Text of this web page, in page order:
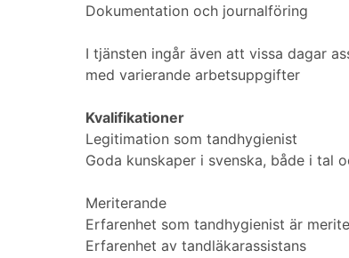
Dokumentation och journalföring
I tjänsten ingår även att vissa dagar
med varierande arbetsuppgifter
Kvalifikationer
Legitimation som tandhygienist
Goda kunskaper i svenska, både i tal
Meriterande
Erfarenhet som tandhygienist är
Erfarenhet av tandläkarassistans